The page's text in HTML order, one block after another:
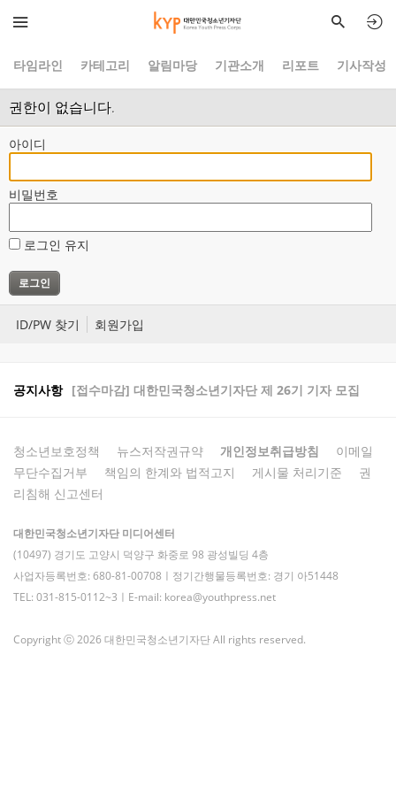
타임라인 카테고리 알림마당 기관소개 리포트 기사작성
권한이 없습니다.
아이디
비밀번호
로그인 유지
ID/PW 찾기 회원가입
공지사항 [접수마감] 대한민국청소년기자단 제 26기 기자 모집
청소년보호정책 뉴스저작권규약 개인정보취급방침
이메일
무단수집거부
책임의 한계와 법적고지 게시물 처리기준
권
리침해 신고센터
대한민국청소년기자단 미디어센터
(10497) 경기도 고양시 덕양구 화중로 98 광성빌딩 4층
사업자등록번호: 680-81-00708ㅣ정기간행물등록번호: 경기 아51448
TEL: 031-815-0112~3ㅣE-mail: korea@youthpress.net
Copyright ⓒ 2026 대한민국청소년기자단 All rights reserved.